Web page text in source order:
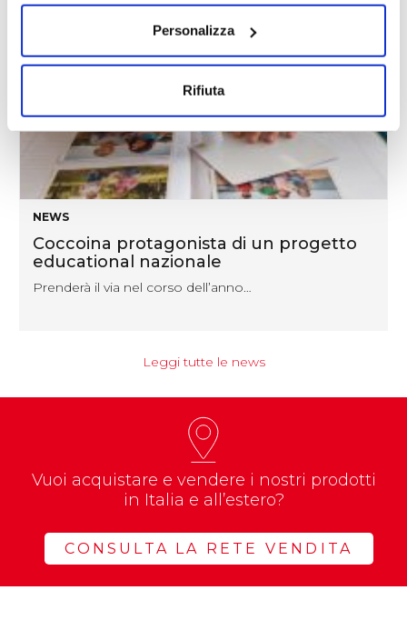
Personalizza
Rifiuta
di un progetto
nazionale
nel corso dell’anno…
Leggi tutte le news
Vuoi acquistare e vendere i nostri prodotti
in Italia e all’estero?
CONSULTA LA RETE VENDITA